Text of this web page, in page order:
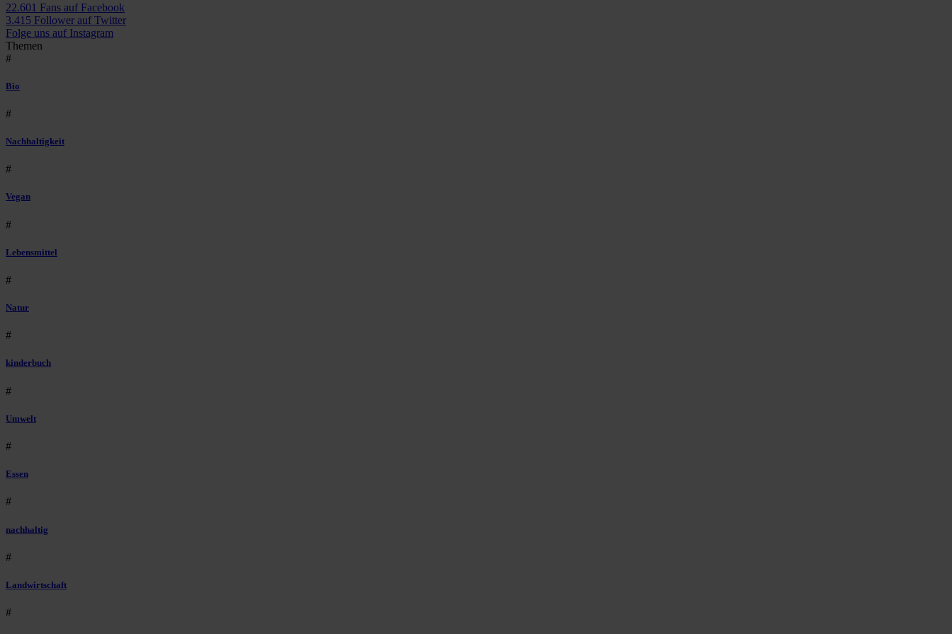
22.601 Fans auf Facebook
3.415 Follower auf Twitter
Folge uns auf Instagram
Themen
#
Bio
#
Nachhaltigkeit
#
Vegan
#
Lebensmittel
#
Natur
#
kinderbuch
#
Umwelt
#
Essen
#
nachhaltig
#
Landwirtschaft
#